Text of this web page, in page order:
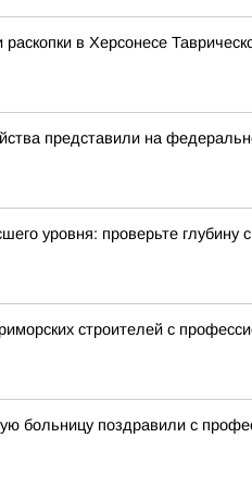
в Херсонесе
представили на
уровня: проверьте глубину
строителей с
больницу поздравили с